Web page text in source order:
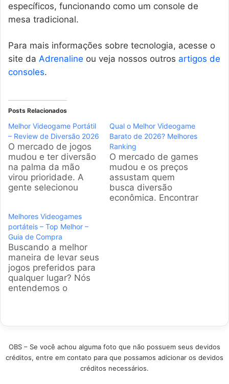
específicos, funcionando como um console de
mesa tradicional.
Para mais informações sobre tecnologia, acesse o
site da Adrenaline ou veja nossos outros artigos de
consoles.
Posts Relacionados
Melhor Videogame Portátil
– Review de Diversão 2026
O mercado de jogos
mudou e ter diversão
na palma da mão
virou prioridade. A
gente selecionou
Estes modelos
oferecem alta
performance e
praticidade.
Analisamos dados
técnicos e opiniões
de compradores para
garantir uma escolha
Qual o Melhor Videogame
Barato de 2026? Melhores
Ranking
O mercado de games
mudou e os preços
assustam quem
busca diversão
econômica. Encontrar
Melhores Videogames
portáteis – Top Melhor –
Guia de Compra
Buscando a melhor
maneira de levar seus
jogos preferidos para
qualquer lugar? Nós
entendemos o
dos melhores
disponíveis no Brasil,
ajudando você a
encontrar o aparelho
OBS – Se você achou alguma foto que não possuem seus devidos
créditos, entre em contato para que possamos adicionar os devidos
créditos necessários.